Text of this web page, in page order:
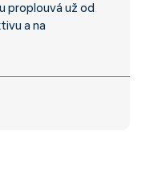
proplouvá už od
a na